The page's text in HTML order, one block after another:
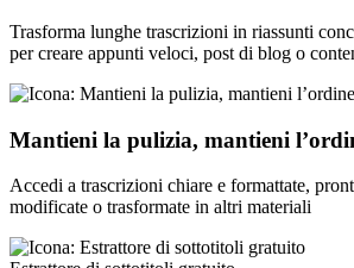
Trasforma lunghe trascrizioni in riassunti
per creare appunti veloci, post di blog o
Mantieni la pulizia, mantieni
Accedi a trascrizioni chiare e formattate,
modificate o trasformate in altri materiali